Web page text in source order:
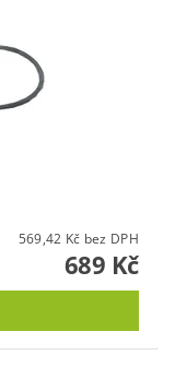
569,42 Kč bez DPH
689 Kč